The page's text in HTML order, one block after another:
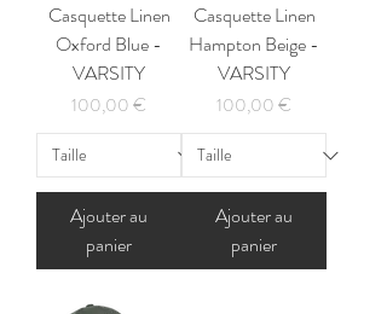
Casquette Linen
Oxford Blue -
VARSITY
Prix
100,00 €
Ajouter au
panier
Casquette Linen
Hampton Beige -
VARSITY
Prix
100,00 €
Ajouter au
panier